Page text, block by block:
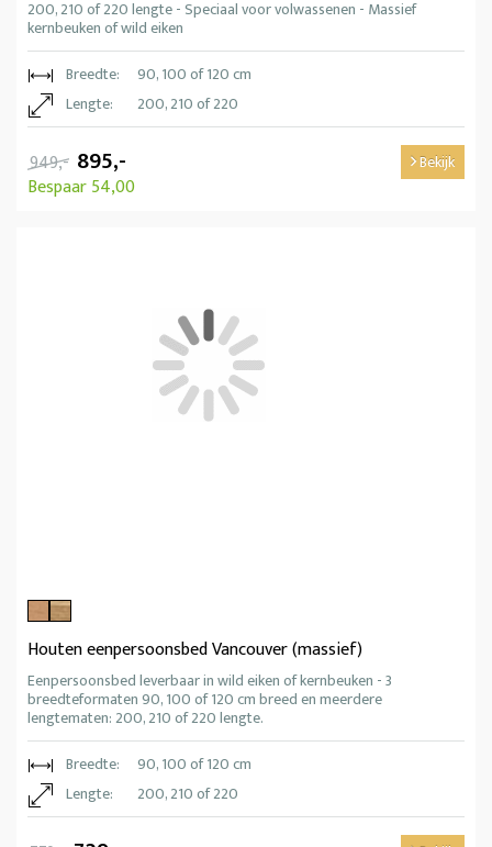
200, 210 of 220 lengte - Speciaal voor volwassenen - Massief
kernbeuken of wild eiken
Breedte:
90, 100 of 120 cm
Lengte:
200, 210 of 220
949,- 895,-
Bespaar 54,00
Bekijk
Houten eenpersoonsbed Vancouver (massief)
Eenpersoonsbed leverbaar in wild eiken of kernbeuken - 3
breedteformaten 90, 100 of 120 cm breed en meerdere
lengtematen: 200, 210 of 220 lengte.
Breedte:
90, 100 of 120 cm
Lengte:
200, 210 of 220